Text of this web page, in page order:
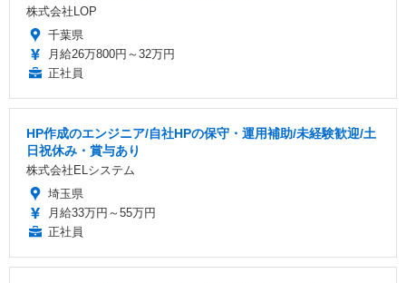
株式会社LOP
千葉県
月給26万800円～32万円
正社員
HP作成のエンジニア/自社HPの保守・運用補助/未経験歓迎/土
日祝休み・賞与あり
株式会社ELシステム
埼玉県
月給33万円～55万円
正社員